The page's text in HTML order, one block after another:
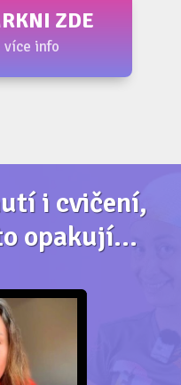
ZDE
více info
i cvičení,
opakují...